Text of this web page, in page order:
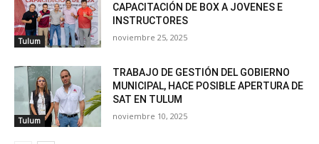
Tulum
CAPACITACIÓN DE BOX A JOVENES E
INSTRUCTORES
noviembre 25, 2025
Tulum
TRABAJO DE GESTIÓN DEL GOBIERNO
MUNICIPAL, HACE POSIBLE APERTURA DE
SAT EN TULUM
noviembre 10, 2025